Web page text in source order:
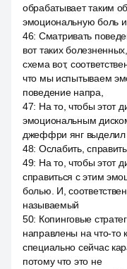
обрабатывает таким
эмоциональную боль
46: Сматривать
вот таких
схема вот,
что мы испытываем
поведение напра,
47: На то, чтобы этот
эмоциональным
джеффри янг выделил
48: Ослабить,
49: На то, чтобы этот
справиться с этим
болью. И,
называемый
50: Копинговые
направлены на что-то
специально сейчас
потому что это не